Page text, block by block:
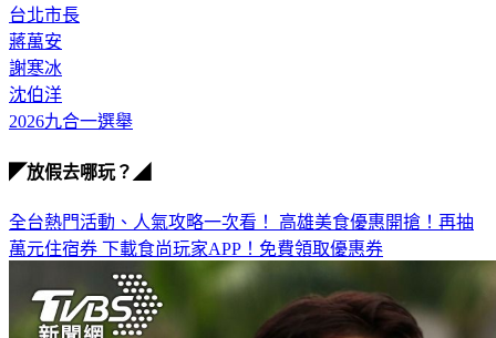
台北市長
蔣萬安
謝寒冰
沈伯洋
2026九合一選舉
◤放假去哪玩？◢
全台熱門活動、人氣攻略一次看！ 高雄美食優惠開搶！再抽
萬元住宿券 下載食尚玩家APP！免費領取優惠券